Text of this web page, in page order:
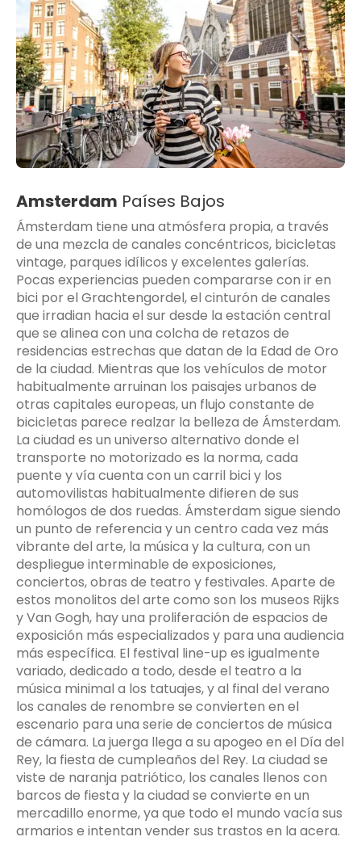
Amsterdam Países Bajos
Ámsterdam tiene una atmósfera propia, a través
de una mezcla de canales concéntricos, bicicletas
vintage, parques idílicos y excelentes galerías.
Pocas experiencias pueden compararse con ir en
bici por el Grachtengordel, el cinturón de canales
que irradian hacia el sur desde la estación central
que se alinea con una colcha de retazos de
residencias estrechas que datan de la Edad de Oro
de la ciudad. Mientras que los vehículos de motor
habitualmente arruinan los paisajes urbanos de
otras capitales europeas, un flujo constante de
bicicletas parece realzar la belleza de Ámsterdam.
La ciudad es un universo alternativo donde el
transporte no motorizado es la norma, cada
puente y vía cuenta con un carril bici y los
automovilistas habitualmente difieren de sus
homólogos de dos ruedas. Ámsterdam sigue siendo
un punto de referencia y un centro cada vez más
vibrante del arte, la música y la cultura, con un
despliegue interminable de exposiciones,
conciertos, obras de teatro y festivales. Aparte de
estos monolitos del arte como son los museos Rijks
y Van Gogh, hay una proliferación de espacios de
exposición más especializados y para una audiencia
más específica. El festival line-up es igualmente
variado, dedicado a todo, desde el teatro a la
música minimal a los tatuajes, y al final del verano
los canales de renombre se convierten en el
escenario para una serie de conciertos de música
de cámara. La juerga llega a su apogeo en el Día del
Rey, la fiesta de cumpleaños del Rey. La ciudad se
viste de naranja patriótico, los canales llenos con
barcos de fiesta y la ciudad se convierte en un
mercadillo enorme, ya que todo el mundo vacía sus
armarios e intentan vender sus trastos en la acera.